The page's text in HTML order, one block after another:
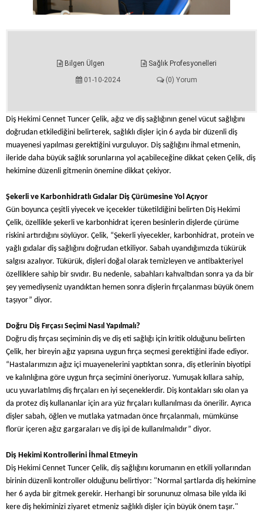
Bilgen Ülgen
Sağlık Profesyonelleri
01-10-2024
(0) Yorum
Diş Hekimi Cennet Tuncer Çelik, ağız ve diş sağlığının genel vücut sağlığını
doğrudan etkilediğini belirterek, sağlıklı dişler için 6 ayda bir düzenli diş
muayenesi yapılması gerektiğini vurguluyor. Diş sağlığını ihmal etmenin,
ileride daha büyük sağlık sorunlarına yol açabileceğine dikkat çeken Çelik, diş
hekimine düzenli gitmenin önemine dikkat çekiyor.
Şekerli ve Karbonhidratlı Gıdalar Diş Çürümesine Yol Açıyor
Gün boyunca çeşitli yiyecek ve içecekler tüketildiğini belirten Diş Hekimi
Çelik, özellikle şekerli ve karbonhidrat içeren besinlerin dişlerde çürüme
riskini artırdığını söylüyor. Çelik, “Şekerli yiyecekler, karbonhidrat, protein ve
yağlı gıdalar diş sağlığını doğrudan etkiliyor. Sabah uyandığımızda tükürük
salgısı azalıyor. Tükürük, dişleri doğal olarak temizleyen ve antibakteriyel
özelliklere sahip bir sıvıdır. Bu nedenle, sabahları kahvaltıdan sonra ya da bir
şey yemediyseniz uyandıktan hemen sonra dişlerin fırçalanması büyük önem
taşıyor” diyor.
Doğru Diş Fırçası Seçimi Nasıl Yapılmalı?
Doğru diş fırçası seçiminin diş ve diş eti sağlığı için kritik olduğunu belirten
Çelik, her bireyin ağız yapısına uygun fırça seçmesi gerektiğini ifade ediyor.
“Hastalarımızın ağız içi muayenelerini yaptıktan sonra, diş etlerinin biyotipi
ve kalınlığına göre uygun fırça seçimini öneriyoruz. Yumuşak kıllara sahip,
ucu yuvarlatılmış diş fırçaları en iyi seçeneklerdir. Diş kontakları sıkı olan ya
da protez diş kullananlar için ara yüz fırçaları kullanılması da önerilir. Ayrıca
dişler sabah, öğlen ve mutlaka yatmadan önce fırçalanmalı, mümkünse
florür içeren ağız gargaraları ve diş ipi de kullanılmalıdır” diyor.
Diş Hekimi Kontrollerini İhmal Etmeyin
Diş Hekimi Cennet Tuncer Çelik, diş sağlığını korumanın en etkili yollarından
birinin düzenli kontroller olduğunu belirtiyor: "Normal şartlarda diş hekimine
her 6 ayda bir gitmek gerekir. Herhangi bir sorununuz olmasa bile yılda iki
kere diş hekiminizi ziyaret etmeniz sağlıklı dişler için büyük önem taşır."